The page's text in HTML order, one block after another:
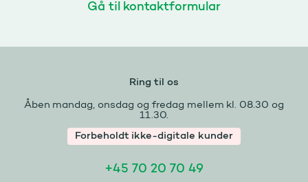
Gå til kontaktformular
Ring til os
Åben mandag, onsdag og fredag mellem kl. 08.30 og
11.30.
Forbeholdt ikke-digitale kunder
+45 70 20 70 49